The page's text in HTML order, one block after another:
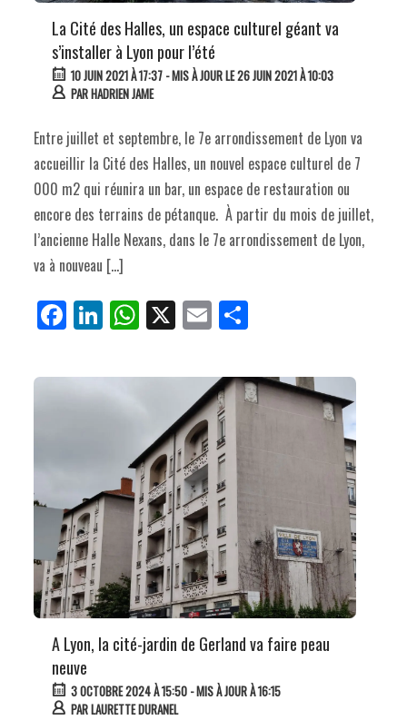
La Cité des Halles, un espace culturel géant va
s’installer à Lyon pour l’été
10 JUIN 2021 À 17:37- MIS À JOUR LE 26 JUIN 2021 À 10:03
PARHADRIEN JAME
Entre juillet et septembre, le 7e arrondissement de Lyon va
accueillir la Cité des Halles, un nouvel espace culturel de 7
000 m2 qui réunira un bar, un espace de restauration ou
encore des terrains de pétanque. À partir du mois de juillet,
l’ancienne Halle Nexans, dans le 7e arrondissement de Lyon,
va à nouveau […]
Fa
ce
bo
ok
Li
nk
ed
In
W
ha
ts
X E
m
ail
Pa
ag
er
A Lyon, la cité-jardin de Gerland va faire peau
neuve
3 OCTOBRE 2024 À 15:50- MIS À JOUR À 16:15
PARLAURETTE DURANEL